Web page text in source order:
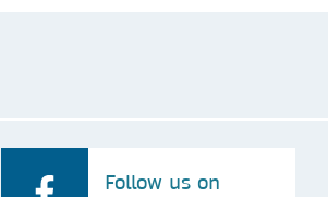
Follow us on